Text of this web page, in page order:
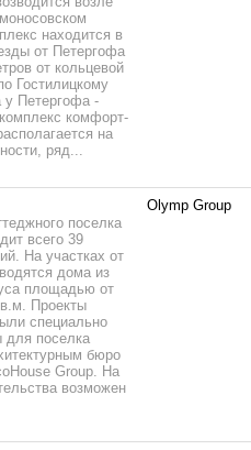
находится в
от Петергофа
от кольцевой
Гостилицкому
Петергофа -
комфорт-
на
ряд...
поселка
всего 39
На участках от
дома из
площадью от
Проекты
специально
для поселка
бюро
Group. На
возможен
Olymp Group